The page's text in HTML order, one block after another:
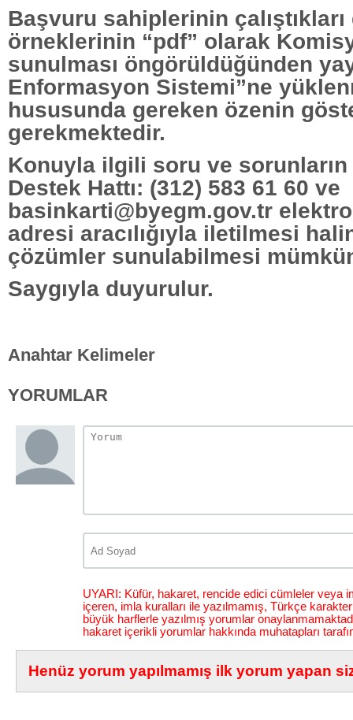
Başvuru sahiplerinin
örneklerinin “pdf” olarak
sunulması öngörüldüğünden
Enformasyon Sistemi”ne
hususunda gereken özenin
gerekmektedir.
Konuyla ilgili soru ve sorunların
Destek Hattı: (312) 583 61 60 ve
basinkarti@byegm.gov.tr
adresi aracılığıyla iletilmesi
çözümler sunulabilmesi
Saygıyla duyurulur.
Anahtar Kelimeler
YORUMLAR
UYARI: Küfür, hakaret, rencide edici cümleler veya
içeren, imla kuralları ile yazılmamış, Türkçe
büyük harflerle yazılmış yorumlar
hakaret içerikli yorumlar hakkında muhatapları
Henüz yorum yapılmamış ilk yorum yapan